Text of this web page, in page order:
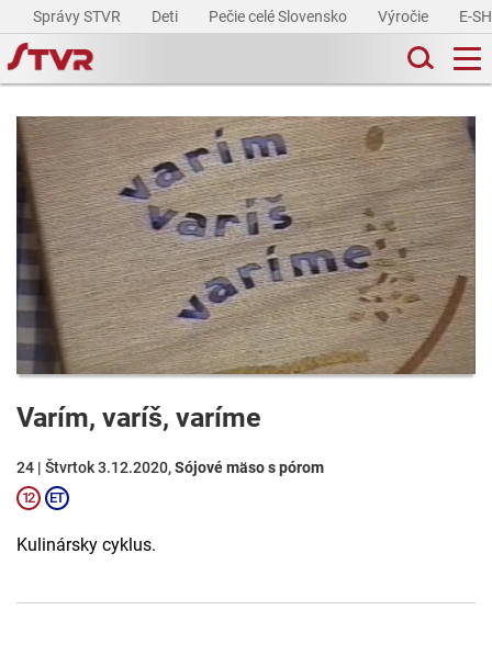
Správy STVR Deti Pečie celé Slovensko Výročie E-
Varím, varíš, varíme
24 | Štvrtok 3.12.2020,Sójové mäso s pórom
Kulinársky cyklus.